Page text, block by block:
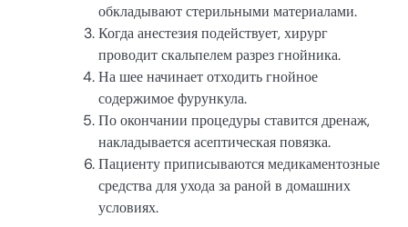
обкладывают стерильными материалами.
Когда анестезия подействует, хирург
проводит скальпелем разрез гнойника.
На шее начинает отходить гнойное
содержимое фурункула.
По окончании процедуры ставится дренаж,
накладывается асептическая повязка.
Пациенту приписываются медикаментозные
средства для ухода за раной в домашних
условиях.